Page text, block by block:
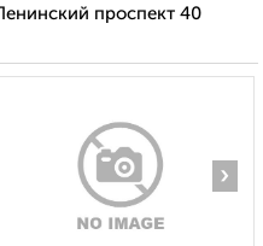
проспект 40
›